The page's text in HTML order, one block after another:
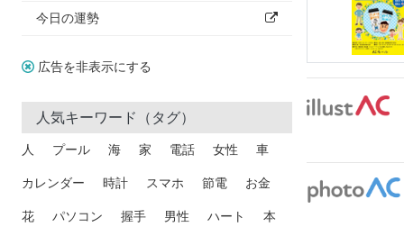
今日の運勢
広告を非表示にする
人気キーワード（タグ）
人 プール 海 家 電話 女性 車
カレンダー 時計 スマホ 節電 お金
花 パソコン 握手 男性 ハート 本